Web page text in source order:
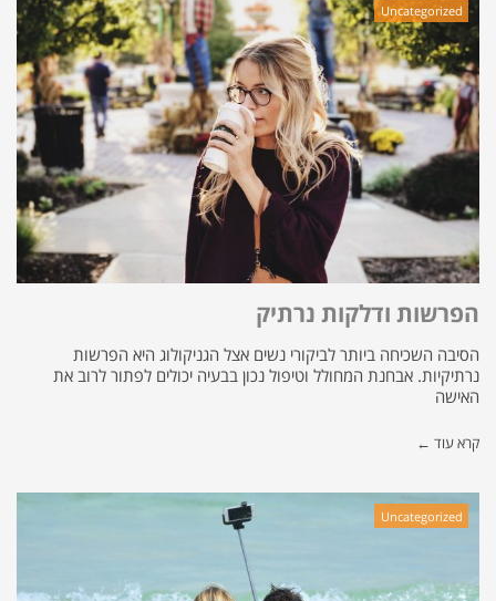
Uncategorized
הפרשות ודלקות נרתיק
הסיבה השכיחה ביותר לביקורי נשים אצל הגניקולוג היא הפרשות
נרתיקיות. אבחנת המחולל וטיפול נכון בבעיה יכולים לפתור לרוב את
האישה
קרא עוד ←
Uncategorized